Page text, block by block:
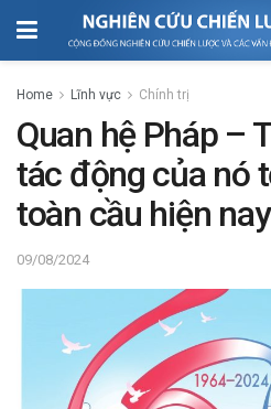
Home Lĩnh vực Chính trị
Quan hệ Pháp –
tác động của nó
toàn cầu hiện nay
09/08/2024